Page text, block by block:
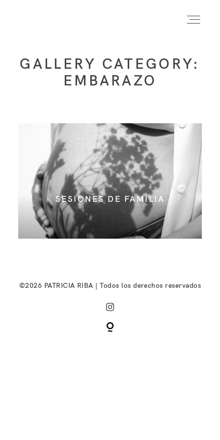
INICIO
FORMACIÓN
CONTACTO
GALLERY CATEGORY:
EMBARAZO
SESIONES DE FAMILIA
©2026 PATRICIA RIBA | Todos los derechos reservados